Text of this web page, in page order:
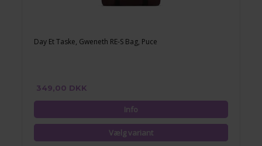
Day Et Taske, Gweneth RE-S Bag, Puce
349,00 DKK